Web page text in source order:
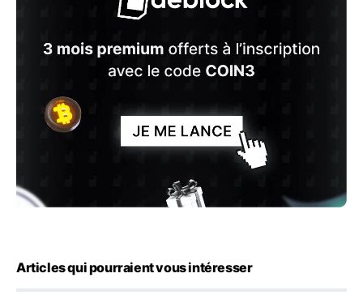
Articles qui pourraient vous intéresser